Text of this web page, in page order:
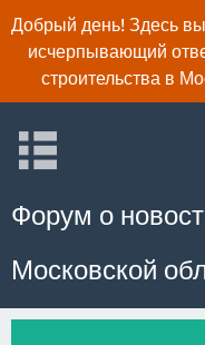
Добрый день! Здесь
исчерпывающий
строительства в
Форум о
Московской